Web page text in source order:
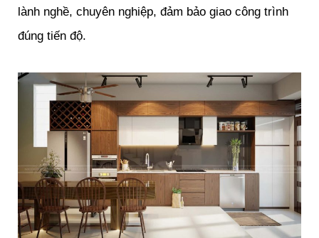
lành nghề, chuyên nghiệp, đảm bảo giao công trình
đúng tiến độ.